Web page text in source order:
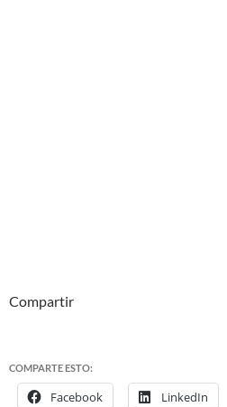
Compartir
COMPARTE ESTO:
Facebook LinkedIn